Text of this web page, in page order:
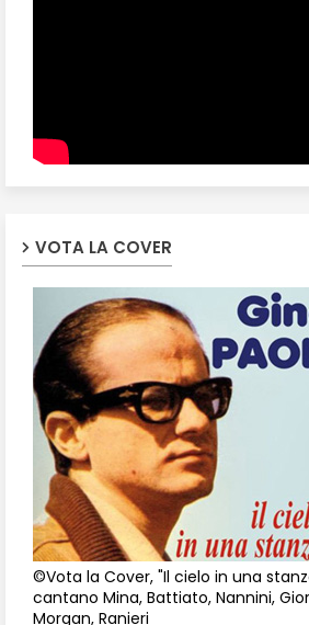
VOTA LA COVER
©Vota la Cover, "Il cielo in una
cantano Mina, Battiato, Nannini,
Morgan, Ranieri